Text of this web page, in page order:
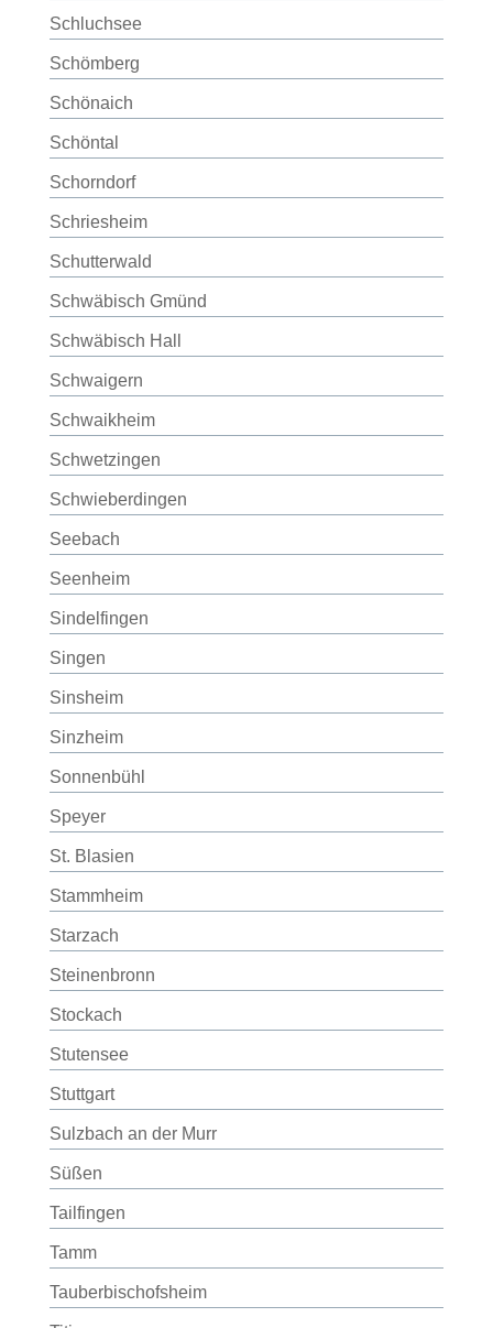
Schluchsee
Schömberg
Schönaich
Schöntal
Schorndorf
Schriesheim
Schutterwald
Schwäbisch Gmünd
Schwäbisch Hall
Schwaigern
Schwaikheim
Schwetzingen
Schwieberdingen
Seebach
Seenheim
Sindelfingen
Singen
Sinsheim
Sinzheim
Sonnenbühl
Speyer
St. Blasien
Stammheim
Starzach
Steinenbronn
Stockach
Stutensee
Stuttgart
Sulzbach an der Murr
Süßen
Tailfingen
Tamm
Tauberbischofsheim